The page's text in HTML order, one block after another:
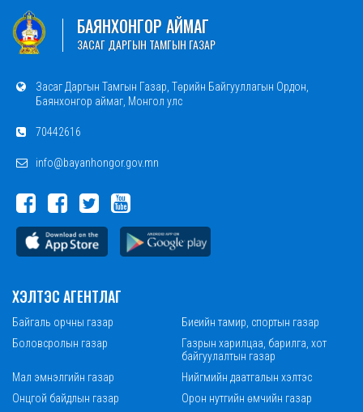
БАЯНХОНГОР АЙМАГ
ЗАСАГ ДАРГЫН ТАМГЫН ГАЗАР
Засаг Даргын Тамгын Газар, Төрийн Байгууллагын Ордон,
Баянхонгор аймаг, Монгол улс
70442616
info@bayanhongor.gov.mn
ХЭЛТЭС АГЕНТЛАГ
Байгаль орчны газар
Биеийн тамир, спортын газар
Боловсролын газар
Газрын харилцаа, барилга, хот
байгуулалтын газар
Мал эмнэлгийн газар
Нийгмийн даатгалын хэлтэс
Онцгой байдлын газар
Орон нутгийн өмчийн газар